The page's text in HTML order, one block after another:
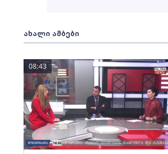
ახალი ამბები
08:43